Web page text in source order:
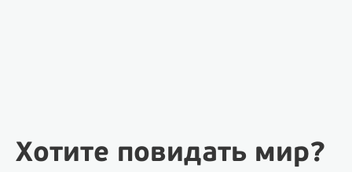
Хотите повидать мир?